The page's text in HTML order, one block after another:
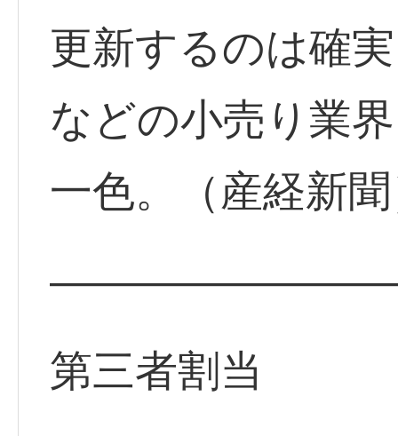
更新するのは確
などの小売り業
一色。（産経新
第三者割当